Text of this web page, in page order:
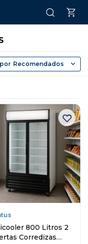
Recomendados
800 Litros 2
Corredizas